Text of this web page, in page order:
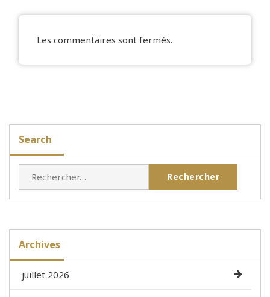
Les commentaires sont fermés.
Search
Archives
juillet 2026